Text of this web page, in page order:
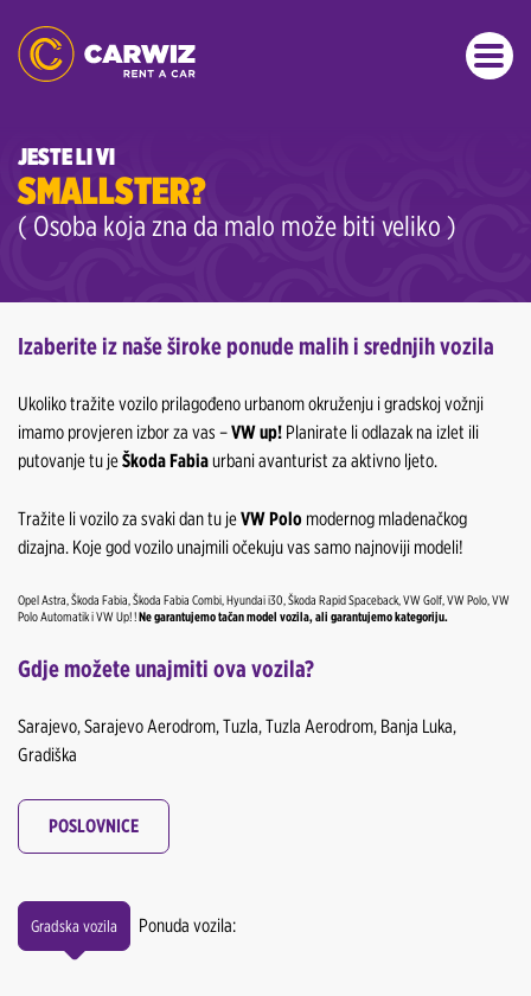
JESTE LI VI
SMALLSTER?
( Osoba koja zna da malo može biti veliko )
Izaberite iz naše široke ponude malih i srednjih vozila
Ukoliko tražite vozilo prilagođeno urbanom okruženju i gradskoj vožnji
imamo provjeren izbor za vas –VW up! Planirate li odlazak na izlet ili
putovanje tu jeŠkoda Fabiaurbani avanturist za aktivno ljeto.
Tražite li vozilo za svaki dan tu jeVW Polo modernog mladenačkog
dizajna. Koje god vozilo unajmili očekuju vas samo najnoviji modeli!
Opel Astra, Škoda Fabia, Škoda Fabia Combi, Hyundai i30, Škoda Rapid Spaceback, VW Golf, VW Polo, VW
Polo Automatik i VW Up! !Ne garantujemo tačan model vozila, ali garantujemo kategoriju.
Gdje možete unajmiti ova vozila?
Sarajevo, Sarajevo Aerodrom, Tuzla, Tuzla Aerodrom, Banja Luka,
Gradiška
POSLOVNICE
Gradska vozila Ponuda vozila: